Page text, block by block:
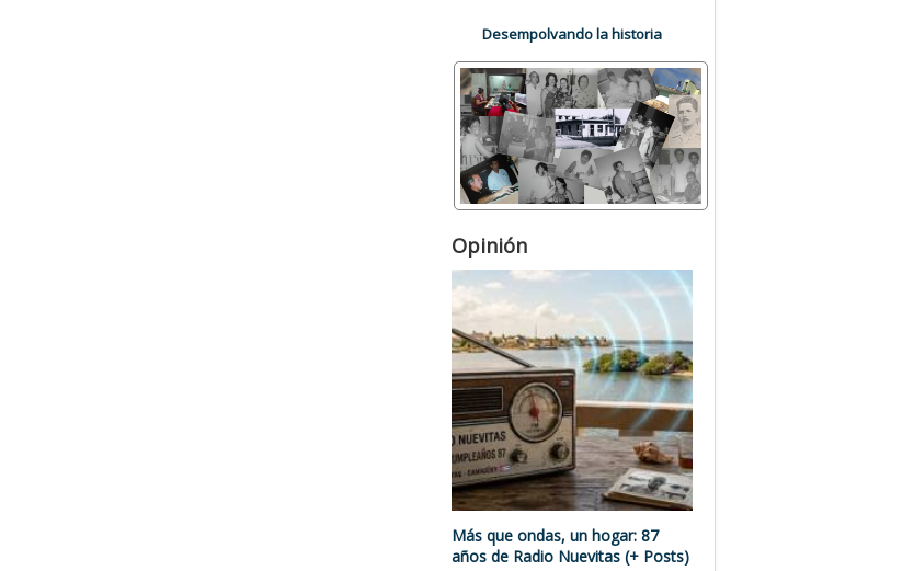
Desempolvando la historia
Opinión
Más que ondas, un hogar: 87
años de Radio Nuevitas (+ Posts)